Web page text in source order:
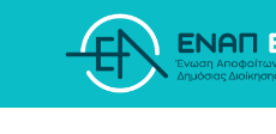
περιεχόμενο